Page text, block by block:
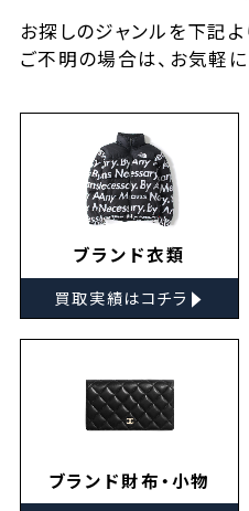
お探しのジャンルを下記よ
ご不明の場合は、お気軽に
ブランド衣類
買取実績はコチラ ▸
ブランド財布・小物